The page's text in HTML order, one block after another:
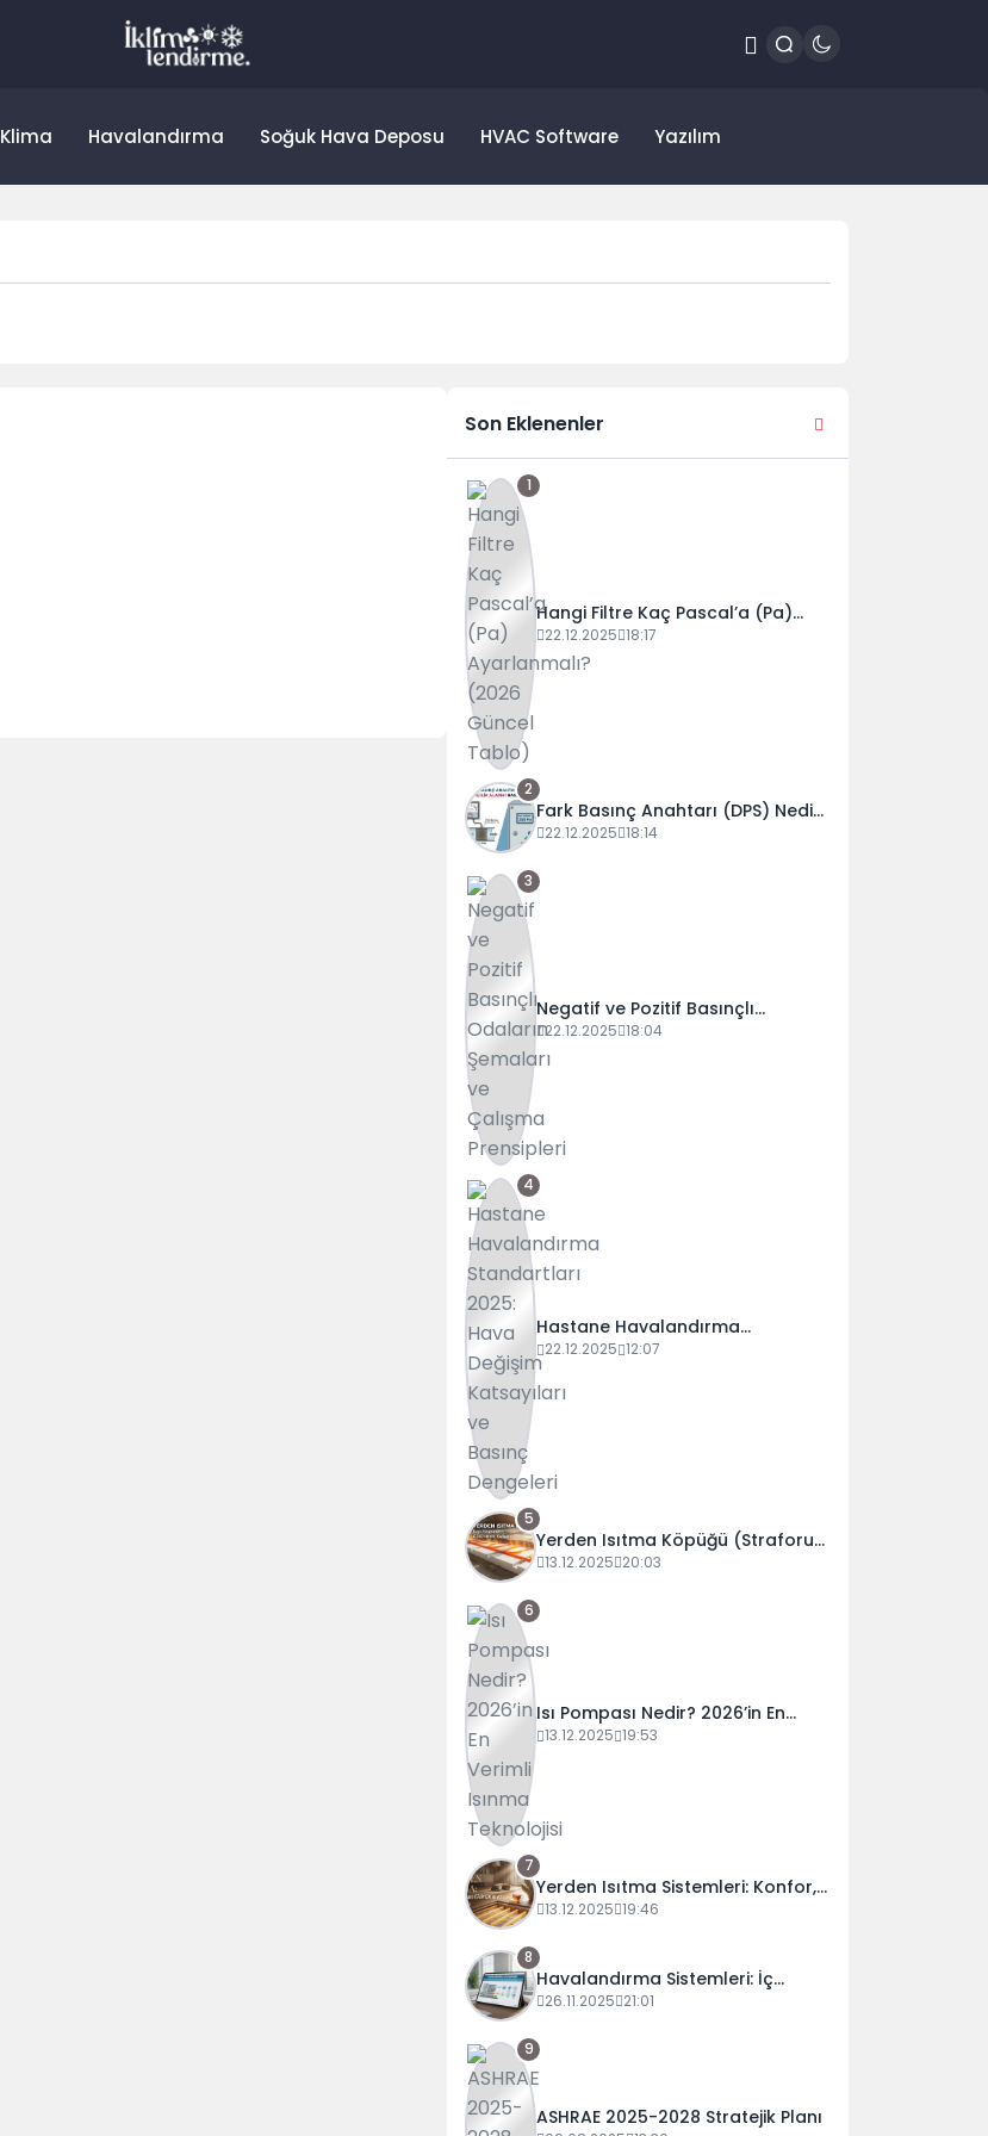
Klima Havalandırma Soğuk Hava Deposu HVAC Software Yazılım
Son Eklenenler
1
Hangi Filtre Kaç Pascal’a (Pa)
Ayarlanmalı? (2026 Güncel
Tablo)
22.12.2025 18:17
2
Fark Basınç Anahtarı (DPS) Nedir?
Filtre Kirlilik Alarmı Nasıl
22.12.2025 18:14
3
Negatif ve Pozitif Basınçlı
Odaların Şemaları ve Çalışma
Prensipleri
22.12.2025 18:04
4
Hastane Havalandırma
Standartları 2025: Hava Değişim
Katsayıları ve Basınç Dengeleri
22.12.2025 12:07
5
Yerden Isıtma Köpüğü (Straforu)
Seçim Rehberi: Folyolu mu,
13.12.2025 20:03
6
Isı Pompası Nedir? 2026’in En
Verimli Isınma Teknolojisi
13.12.2025 19:53
7
Yerden Isıtma Sistemleri: Konfor,
Maliyet ve Verimlilik Rehberi
13.12.2025 19:46
8
Havalandırma Sistemleri: İç
Mekan Hava Kalitesi ve Enerji
26.11.2025 21:01
9
ASHRAE 2025-2028 Stratejik Planı